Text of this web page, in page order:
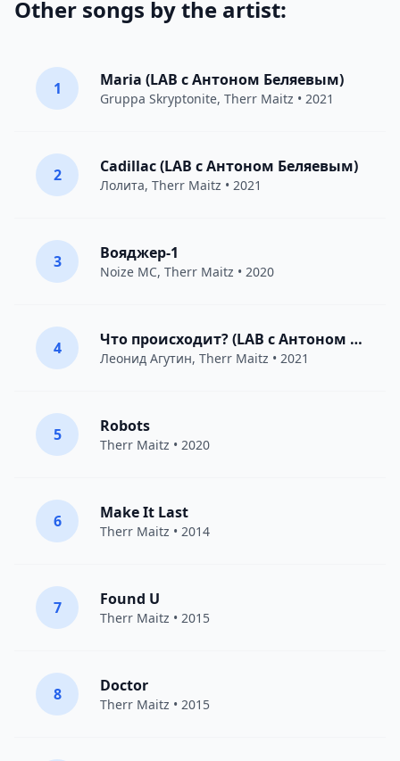
Other songs by the artist:
1 Maria (LAB c Антоном Беляевым)
Gruppa Skryptonite, Therr Maitz • 2021
2 Cadillac (LAB с Антоном Беляевым)
Лолита, Therr Maitz • 2021
3 Вояджер-1
Noize MC, Therr Maitz • 2020
4 Что происходит? (LAB с Антоном Беляевым)
Леонид Агутин, Therr Maitz • 2021
5 Robots
Therr Maitz • 2020
6 Make It Last
Therr Maitz • 2014
7 Found U
Therr Maitz • 2015
8 Doctor
Therr Maitz • 2015